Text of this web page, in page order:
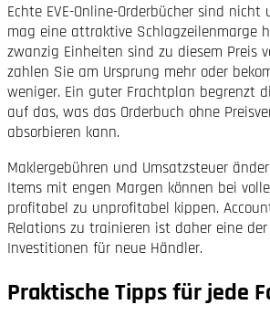
Echte EVE-Online-Orderbücher sind
mag eine attraktive Schlagzeilen­marge
zwanzig Einheiten sind zu diesem Preis
zahlen Sie am Ursprung mehr oder
weniger. Ein guter Fracht­plan begrenzt
auf das, was das Orderbuch ohne
absorbieren kann.
Makler­gebühren und Umsatzsteuer
Items mit engen Margen können bei
profitabel zu unprofitabel kippen.
Relations zu trainieren ist daher eine der
Investitionen für neue Händler.
Praktische Tipps für jede